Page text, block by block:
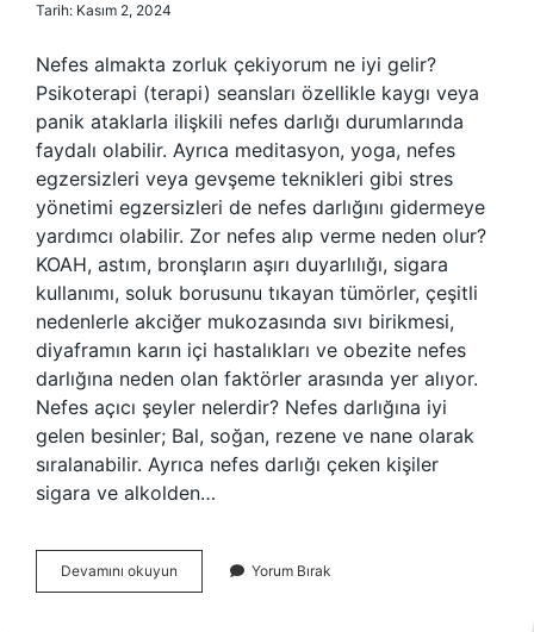
Tarih: Kasım 2, 2024
Nefes almakta zorluk çekiyorum ne iyi gelir?
Psikoterapi (terapi) seansları özellikle kaygı veya
panik ataklarla ilişkili nefes darlığı durumlarında
faydalı olabilir. Ayrıca meditasyon, yoga, nefes
egzersizleri veya gevşeme teknikleri gibi stres
yönetimi egzersizleri de nefes darlığını gidermeye
yardımcı olabilir. Zor nefes alıp verme neden olur?
KOAH, astım, bronşların aşırı duyarlılığı, sigara
kullanımı, soluk borusunu tıkayan tümörler, çeşitli
nedenlerle akciğer mukozasında sıvı birikmesi,
diyaframın karın içi hastalıkları ve obezite nefes
darlığına neden olan faktörler arasında yer alıyor.
Nefes açıcı şeyler nelerdir? Nefes darlığına iyi
gelen besinler; Bal, soğan, rezene ve nane olarak
sıralanabilir. Ayrıca nefes darlığı çeken kişiler
sigara ve alkolden…
Devamını okuyun
Nefes
Yorum Bırak